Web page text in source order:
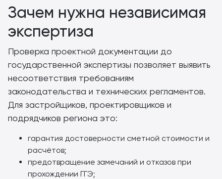
Зачем нужна независимая
экспертиза
Проверка проектной документации до
государственной экспертизы позволяет выявить
несоответствия требованиям
законодательства и технических регламентов.
Для застройщиков, проектировщиков и
подрядчиков региона это:
гарантия достоверности сметной стоимости и
расчётов;
предотвращение замечаний и отказов при
прохождении ГГЭ;